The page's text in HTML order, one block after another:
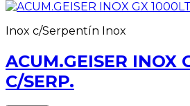
Inox c/Serpentín Inox
ACUM.GEISER INOX
C/SERP.